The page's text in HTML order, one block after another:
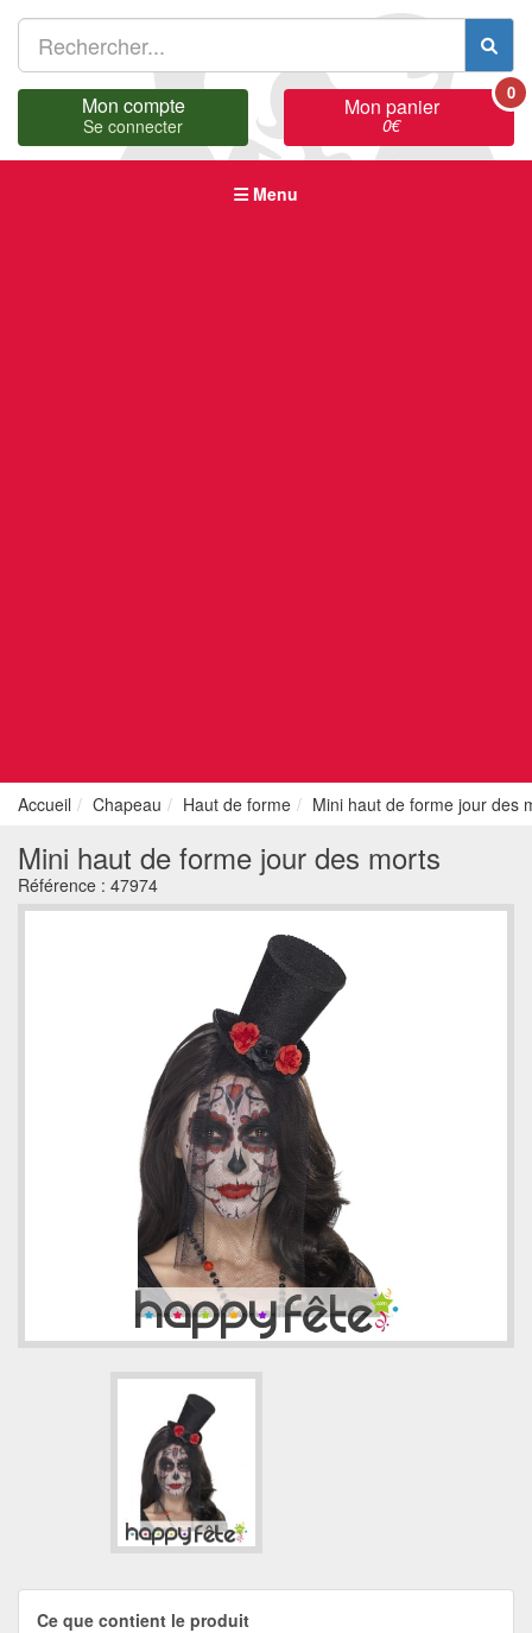
Mon compte
Se connecter
Mon panier
0€
0
Menu
Accueil Chapeau Haut de forme Mini haut de forme jour des
Mini haut de forme jour des morts
Référence : 47974
Ce que contient le produit